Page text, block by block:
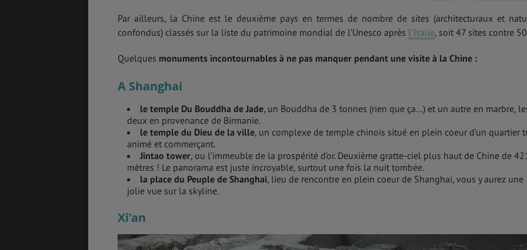
Par ailleurs, la Chine est le deuxième pays en termes de nombre de sites (architecturaux et
confondus) classés sur la liste du patrimoine mondial de l’Unesco après l’Italie, soit 47 sites contre
Quelques monuments incontournables à ne pas manquer pendant une visite à la Chine :
A Shanghai
le temple Du Bouddha de Jade, un Bouddha de 3 tonnes (rien que ça…) et un autre en marbre,
deux en provenance de Birmanie.
le temple du Dieu de la ville, un complexe de temple chinois situé en plein coeur d’un quartier
animé et commerçant.
Jintao tower, ou l’immeuble de la prospérité d’or. Deuxième gratte-ciel plus haut de Chine de
mètres ! Le panorama est juste incroyable, surtout une fois la nuit tombée.
la place du Peuple de Shanghai, lieu de rencontre en plein coeur de Shanghai, vous y aurez une
jolie vue sur la skyline.
Xi'an